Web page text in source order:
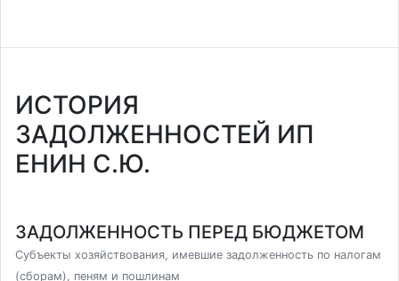
ИСТОРИЯ
ЗАДОЛЖЕННОСТЕЙ ИП
ЕНИН С.Ю.
ЗАДОЛЖЕННОСТЬ ПЕРЕД БЮДЖЕТОМ
Субъекты хозяйствования, имевшие задолженность по налогам
(сборам), пеням и пошлинам